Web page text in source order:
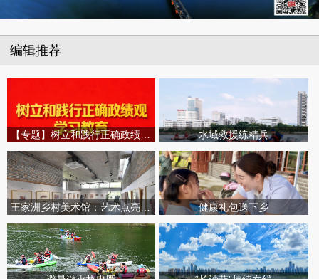
编辑推荐
水域救援练精兵
王家洲乡村美术馆：艺术点亮田园乡村 健康礼包送下乡